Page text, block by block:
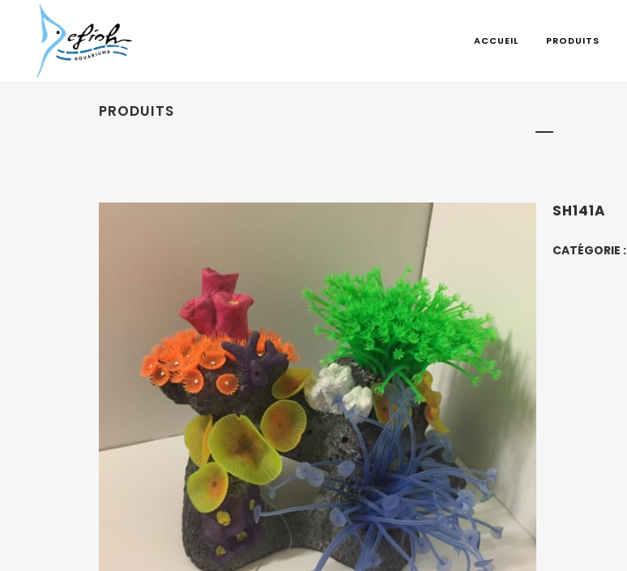
ACCUEIL PRODUITS
PRODUITS
SH141A
CATÉGORIE :